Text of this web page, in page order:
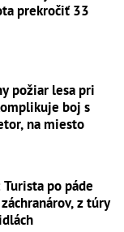
prekročiť 33
požiar lesa pri
boj s
po páde
z túry